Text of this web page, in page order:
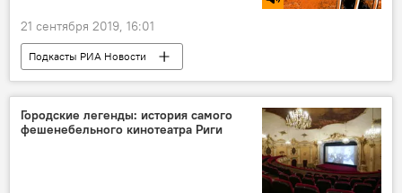
21 сентября 2019, 16:01
Подкасты РИА Новости
Радио Sputnik Латвия
смартфоны
Городские легенды: история самого
фешенебельного кинотеатра Риги